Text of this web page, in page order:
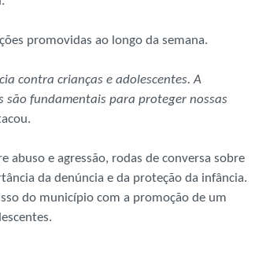
promovidas ao longo da semana.
contra crianças e adolescentes. A
fundamentais para proteger nossas
abuso e agressão, rodas de conversa sobre
da denúncia e da proteção da infância.
do município com a promoção de um